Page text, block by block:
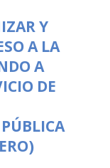
Y
A LA
A
DE